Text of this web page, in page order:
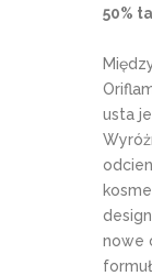
50%
usta
nowe